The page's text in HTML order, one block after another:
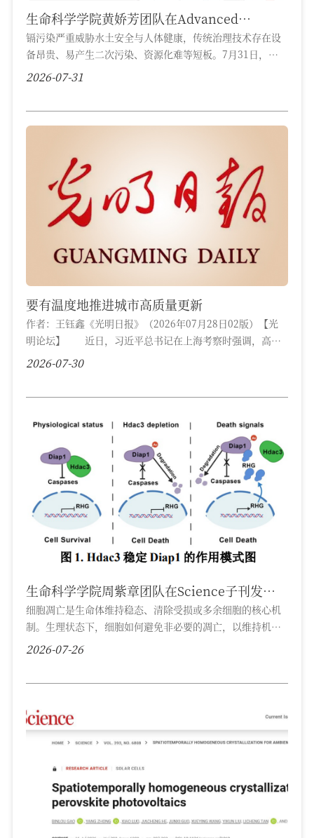
生命科学学院黄娇芳团队在Advanced
Functional Materials发表原创成果
镉污染严重威胁水土安全与人体健康，传统治理技术存在设
备昂贵、易产生二次污染、资源化难等短板。7月31日，江
西师范大学生命科学学院黄娇芳团队在国际权威期刊
究以枯草芽孢杆菌为底盘，通过合成生物学策略整合...
2026-07-31
要有温度地推进城市高质量更新
作者：王钰鑫《光明日报》（2026年07月28日02版）【光
明论坛】 近日，习近平总书记在上海考察时强调，高质
量推进城市更新是城市现代化建设的重要抓手，要全面践行
向稳定发展期，城市发展正从大规模增量扩张阶段转向存量
提质增效为主的阶段。高质量推进城市更新...
2026-07-30
生命科学学院周紫章团队在Science子刊发表
原创成果
细胞凋亡是生命体维持稳态、清除受损或多余细胞的核心机
制。生理状态下，细胞如何避免非必要的凋亡，以维持机体
的稳态，尚不清楚。2026年7月26日，生命科学学院周紫章
文。首次揭示了抗凋亡蛋白Diap1经乙酰化修饰，增强其稳
定性，防止非必要凋亡的分子机制。博士研究生...
2026-07-26